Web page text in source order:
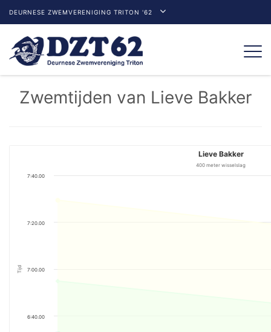
DEURNESE ZWEMVERENIGING TRITON '62
Zwemtijden van Lieve Bakker
Tijd
Lieve Bakker
400 meter wisselslag
6:40.00
7:00.00
7:20.00
7:40.00